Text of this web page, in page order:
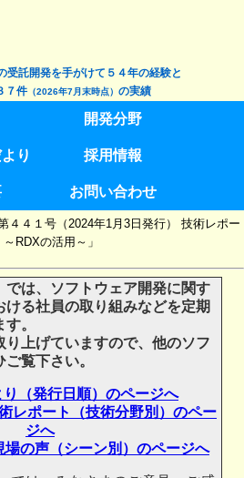
受託開発を手がけて５４年の経験と
７件 （2026年7月末時点） の実績
開発分野
り 採用情報
お問い合わせ
４４１号（2024年1月3日発行） 技術レポー
RDXの活用～」
では、ソフトウェア開発に関す
ける社員の取り組みなどを定期
。
り上げていますので、他のソフ
覧下さい。
り（発行日順）のページへ
レポート（技術分野別）のペー
ジへ
場の声（シーン別）のページへ